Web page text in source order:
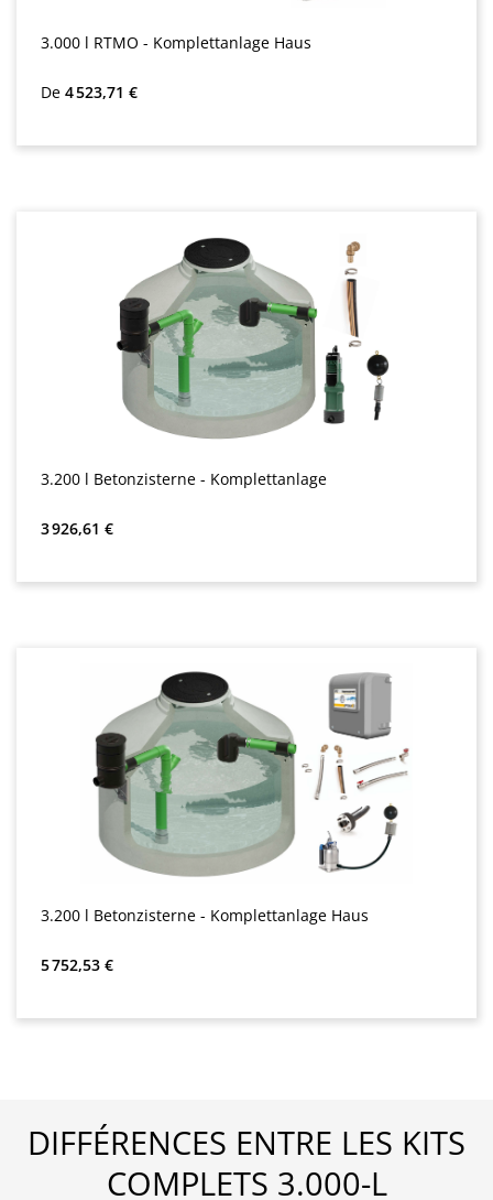
3.000 l RTMO - Komplettanlage Haus
Prix régulier :
De 4 523,71 €
3.200 l Betonzisterne - Komplettanlage
Prix régulier :
3 926,61 €
3.200 l Betonzisterne - Komplettanlage Haus
Prix régulier :
5 752,53 €
DIFFÉRENCES ENTRE LES KITS
COMPLETS 3.000-L